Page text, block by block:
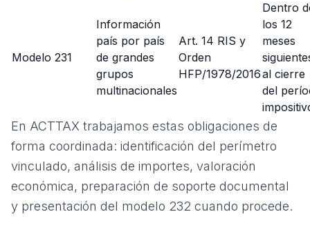
Modelo 231
Información
país por país
de grandes
grupos
multinacionales
Art. 14 RIS y
Orden
HFP/1978/2016
Dentro
los 12
meses
al cierre
del
En ACTTAX trabajamos estas obligaciones de
forma coordinada: identificación del perímetro
vinculado, análisis de importes, valoración
económica, preparación de soporte documental
y presentación del modelo 232 cuando procede.